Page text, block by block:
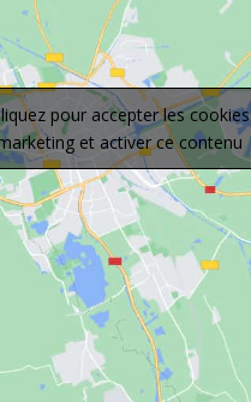
pour accepter les cookies
et activer ce contenu